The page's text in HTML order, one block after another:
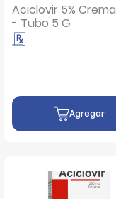
Aciclovir 5% Crema
- Tubo 5 G
Agregar